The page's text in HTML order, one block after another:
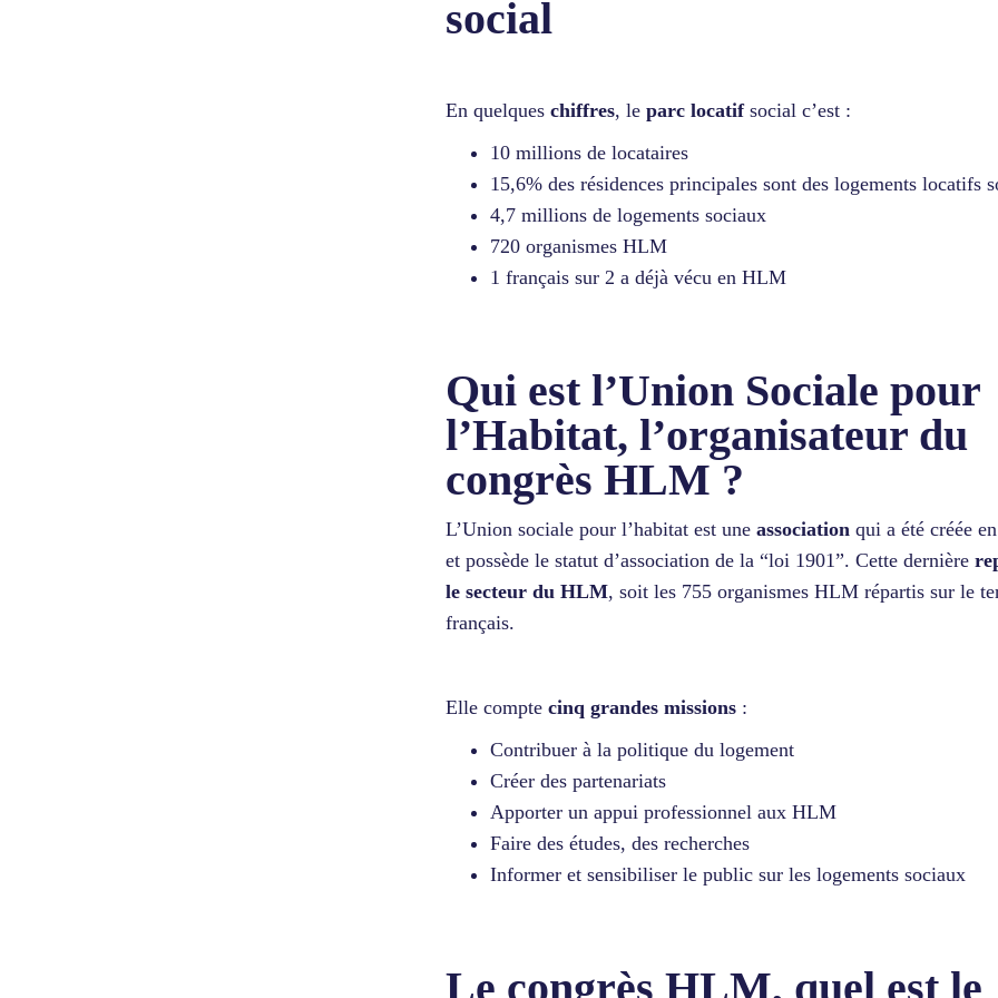
social
En quelques chiffres, le parc locatifsocial c’est :
10 millions de locataires
15,6% des résidences principales sont des logements locatifs
4,7 millions de logements sociaux
720 organismes HLM
1 français sur 2 a déjà vécu en HLM
Qui est l’Union Sociale pour
l’Habitat, l’organisateur du
congrès HLM ?
L’Union sociale pour l’habitat est une association qui a été créée
et possède le statut d’association de la “loi 1901”. Cette dernière
le secteur du HLM, soit les 755 organismes HLM répartis sur le
français.
Elle compte cinq grandes missions :
Contribuer à la politique du logement
Créer des partenariats
Apporter un appui professionnel aux HLM
Faire des études, des recherches
Informer et sensibiliser le public sur les logements sociaux
Le congrès HLM, quel est le